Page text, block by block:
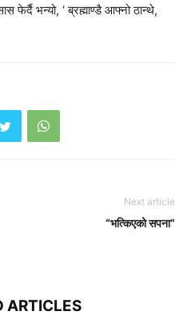
फेर्दै भन्यो, ‘ ब्रह्माण्डै आफ्नो ठान्थे,
Next article
“भत्किएको सपना”
ARTICLES